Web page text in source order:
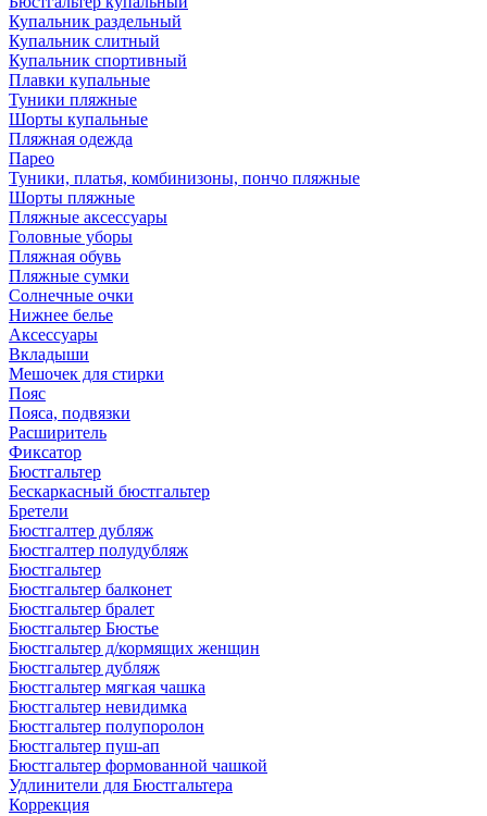
Купальник раздельный
Купальник слитный
Купальник спортивный
Плавки купальные
Туники пляжные
Шорты купальные
Пляжная одежда
Парео
Туники, платья, комбинизоны, пончо пляжные
Шорты пляжные
Пляжные аксессуары
Головные уборы
Пляжная обувь
Пляжные сумки
Солнечные очки
Нижнее белье
Аксессуары
Вкладыши
Мешочек для стирки
Пояс
Пояса, подвязки
Расширитель
Фиксатор
Бюстгальтер
Бескаркасный бюстгальтер
Бретели
Бюстгалтер дубляж
Бюстгалтер полудубляж
Бюстгальтер
Бюстгальтер балконет
Бюстгальтер бралет
Бюстгальтер Бюстье
Бюстгальтер д/кормящих женщин
Бюстгальтер дубляж
Бюстгальтер мягкая чашка
Бюстгальтер невидимка
Бюстгальтер полупоролон
Бюстгальтер пуш-ап
Бюстгальтер формованной чашкой
Удлинители для Бюстгальтера
Коррекция